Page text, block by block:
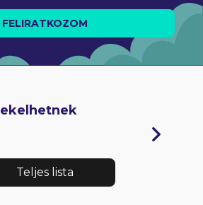
FELIRATKOZOM
Teljes lista